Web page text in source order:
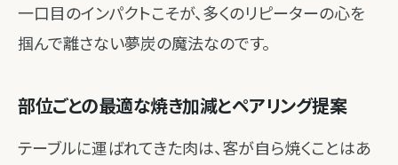
一口目のインパクトこそが、多くのリピーターの心を
掴んで離さない夢炭の魔法なのです。
部位ごとの最適な焼き加減とペアリング提案
テーブルに運ばれてきた肉は、客が自ら焼くことはあ